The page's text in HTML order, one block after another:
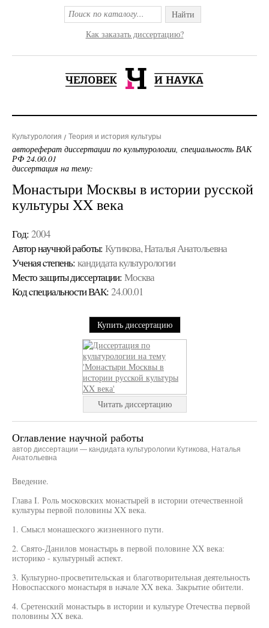
Найти
Как заказать диссертацию?
Культурология Теория и история культуры
автореферат диссертации по культурологии, специальность ВАК
РФ 24.00.01
диссертация на тему:
Монастыри Москвы в истории русской
культуры XX века
Год: 2004
Автор научной работы: Кутикова, Наталья Анатольевна
Ученая cтепень: кандидата культурологии
Место защиты диссертации: Москва
Код cпециальности ВАК: 24.00.01
Купить диссертацию
Читать диссертацию
Оглавление научной работы
автор диссертации — кандидата культурологии Кутикова, Наталья
Анатольевна
Введение.
Глава I. Роль московских монастырей в истории отечественной
культуры первой половины XX века.
1. Смысл монашеского жизненного пути.
2. Свято-Данилов монастырь в первой половине XX века:
историко - культурный аспект.
3. Культурно-просветительская и благотворительная деятельность
Новоспасского монастыря в начале XX века. Закрытие обители.
4. Сретенский монастырь в истории и культуре Отечества первой
половины XX века.